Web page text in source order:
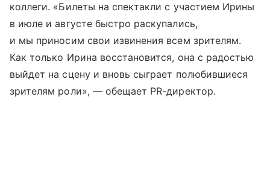
коллеги. «Билеты на спектакли с участием Ирины
в июле и августе быстро раскупались,
и мы приносим свои извинения всем зрителям.
Как только Ирина восстановится, она с радостью
выйдет на сцену и вновь сыграет полюбившиеся
зрителям роли», — обещает PR-директор.